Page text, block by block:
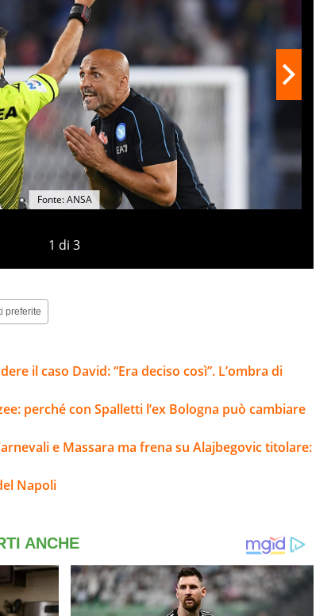
1 di 3
Fonte: ANSA
preferite
il caso David: “Era deciso così”. L’ombra di
perché con Spalletti l’ex Bologna può cambiare
e Massara ma frena su Alajbegovic titolare:
Napoli